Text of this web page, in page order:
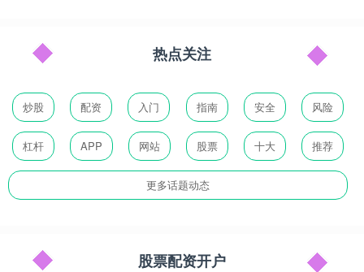
热点关注
炒股 配资 入门 指南 安全 风险
杠杆 APP 网站 股票 十大 推荐
更多话题动态
股票配资开户